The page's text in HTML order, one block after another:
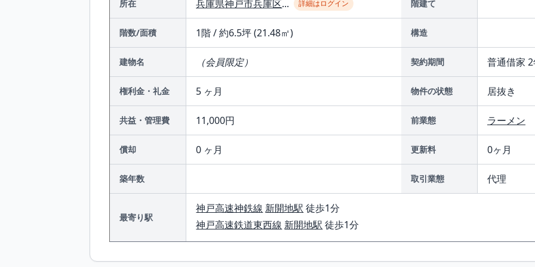
所在 兵庫県神戸市兵庫区... 詳細はログイン 階建て
階数/面積 1階 / 約6.5坪 (21.48㎡) 構造
建物名 （会員限定） 契約期間 普通借家
権利金・礼金 5 ヶ月 物件の状態 居抜き
共益・管理費 11,000円 前業態 ラーメン
償却 0 ヶ月 更新料 0ヶ月
築年数 取引業態 代理
最寄り駅
神戸高速神鉄線 新開地駅 徒歩1分
神戸高速鉄道東西線 新開地駅 徒歩1分